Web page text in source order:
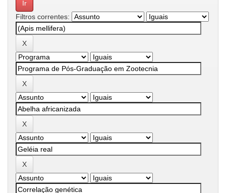
Filtros correntes: